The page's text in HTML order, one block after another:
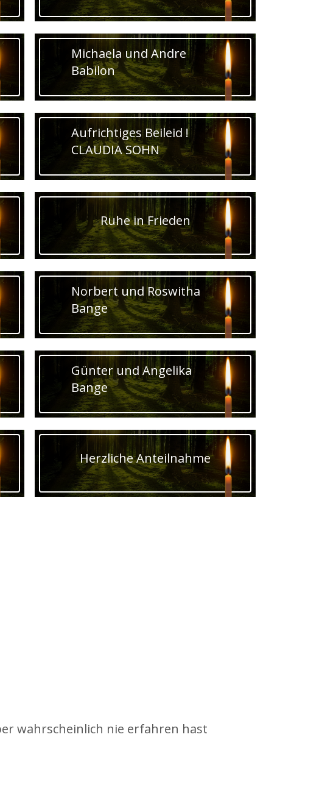
Michaela und Andre
Babilon
Aufrichtiges Beileid !
CLAUDIA SOHN
Ruhe in Frieden
Norbert und Roswitha
Bange
Günter und Angelika
Bange
Herzliche Anteilnahme
wahrscheinlich nie erfahren hast